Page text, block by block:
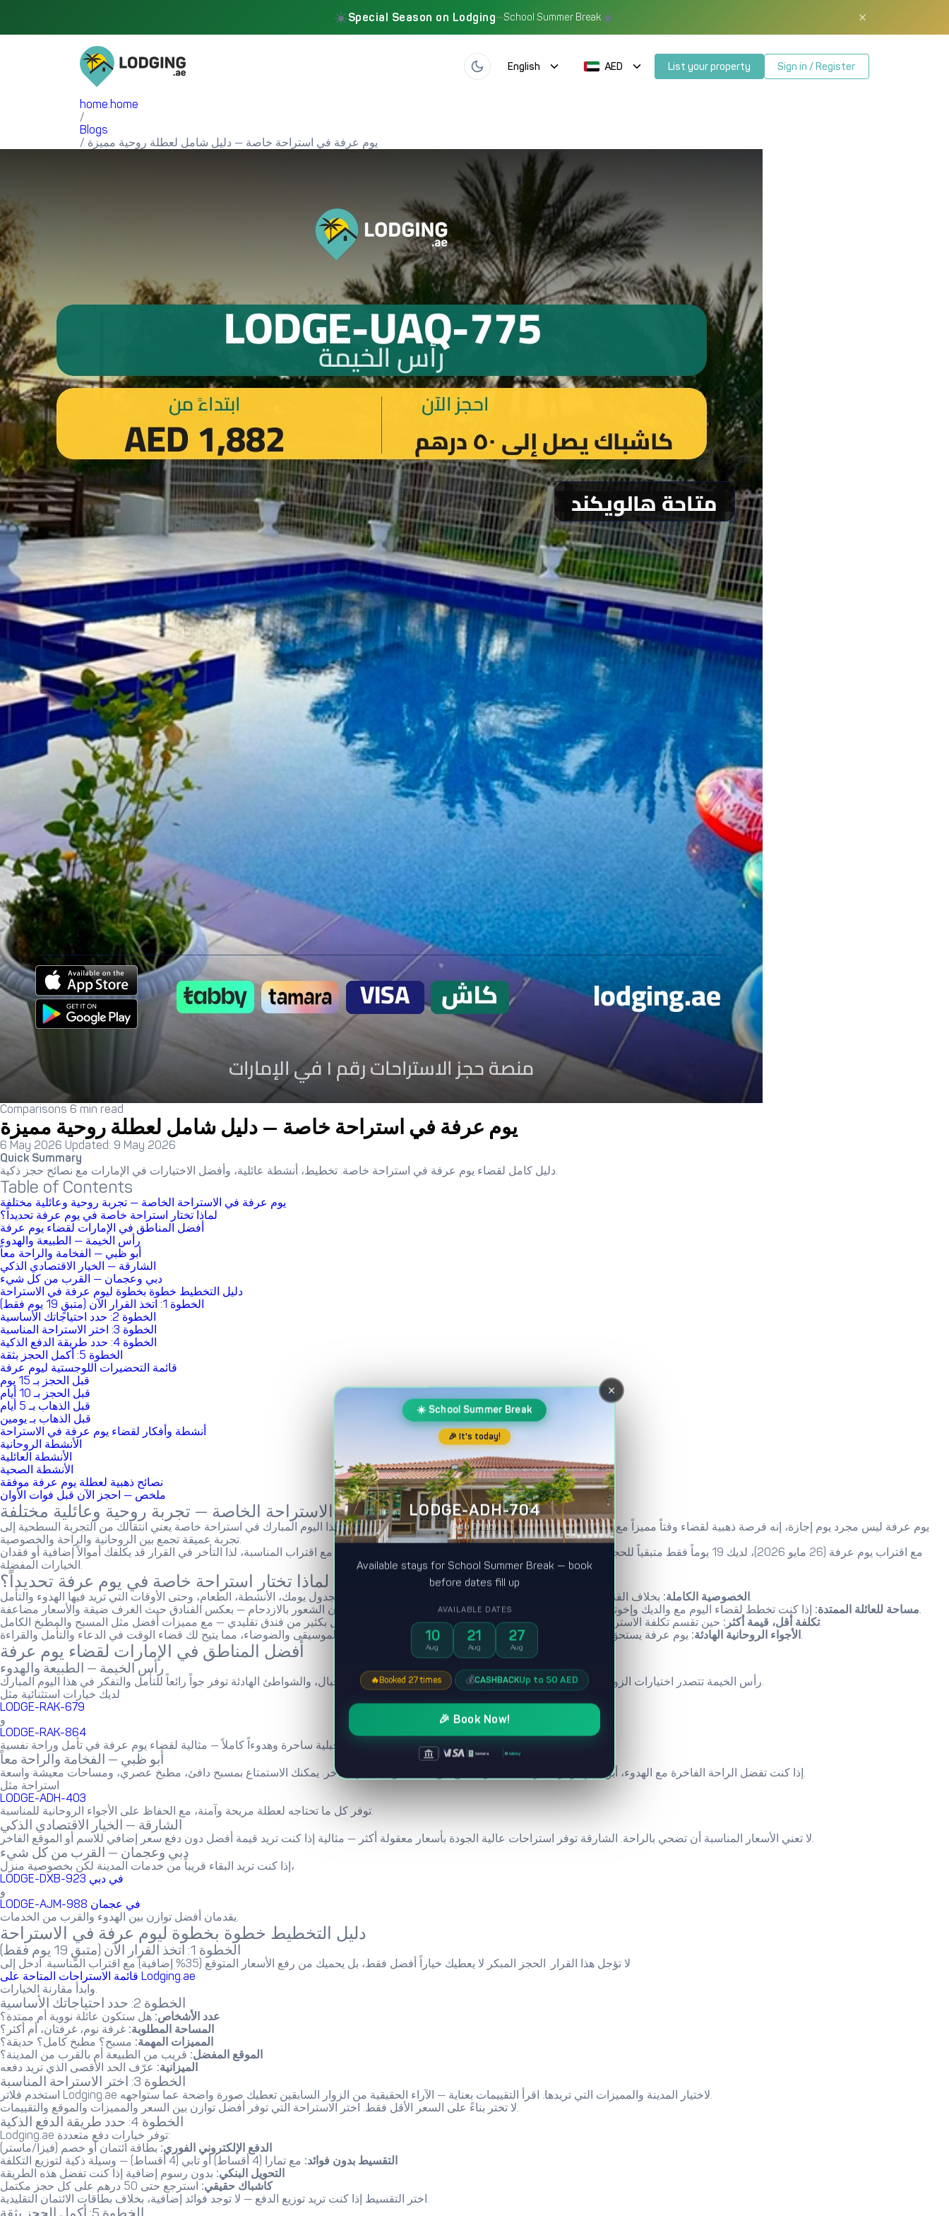
☀️Special Season on Lodging—School Summer Break☀️ ×
English AED List your property Sign in / Register
home.home
/
Blogs
/ يوم عرفة في استراحة خاصة — دليل شامل لعطلة روحية مميزة
Comparisons 6 min read
يوم عرفة في استراحة خاصة — دليل شامل لعطلة روحية مميزة
6 May 2026 Updated: 9 May 2026
Quick Summary
دليل كامل لقضاء يوم عرفة في استراحة خاصة. تخطيط، أنشطة عائلية، وأفضل الاختيارات في الإمارات مع نصائح حجز ذكية.
Table of Contents
يوم عرفة في الاستراحة الخاصة — تجربة روحية وعائلية مختلفة
لماذا تختار استراحة خاصة في يوم عرفة تحديداً؟
أفضل المناطق في الإمارات لقضاء يوم عرفة
رأس الخيمة — الطبيعة والهدوء
أبو ظبي — الفخامة والراحة معاً
الشارقة — الخيار الاقتصادي الذكي
دبي وعجمان — القرب من كل شيء
دليل التخطيط خطوة بخطوة ليوم عرفة في الاستراحة
الخطوة 1: اتخذ القرار الآن (متبقٍ 19 يوم فقط)
الخطوة 2: حدد احتياجاتك الأساسية
الخطوة 3: اختر الاستراحة المناسبة
الخطوة 4: حدد طريقة الدفع الذكية
الخطوة 5: أكمل الحجز بثقة
قائمة التحضيرات اللوجستية ليوم عرفة
قبل الحجز بـ 15 يوم
قبل الحجز بـ 10 أيام
قبل الذهاب بـ 5 أيام
قبل الذهاب بـ يومين
أنشطة وأفكار لقضاء يوم عرفة في الاستراحة
الأنشطة الروحانية
الأنشطة العائلية
الأنشطة الصحية
نصائح ذهبية لعطلة يوم عرفة موفقة
ملخص — احجز الآن قبل فوات الأوان
يوم عرفة في الاستراحة الخاصة — تجربة روحية وعائلية مختلفة
يوم عرفة ليس مجرد يوم إجازة، إنه فرصة ذهبية لقضاء وقتاً مميزاً مع عائلتك بعيداً عن صخب المدينة والروتين اليومي. اختيار قضاء هذا اليوم المبارك في استراحة خاصة يعني انتقالك من التجربة السطحية إلى
تجربة عميقة تجمع بين الروحانية والراحة والخصوصية.
مع اقتراب يوم عرفة (26 مايو 2026)، لديك 19 يوماً فقط متبقياً للحجز — وهذا وقت حرج جداً. الأسعار متوقعة أن ترتفع بنسبة 35% مع اقتراب المناسبة، لذا التأخر في القرار قد يكلفك أموالاً إضافية أو فقدان
الخيارات المفضلة.
لماذا تختار استراحة خاصة في يوم عرفة تحديداً؟
الخصوصية الكاملة:بخلاف الفنادق والمنتجعات، الاستراحة الخاصة تعطيك حرية تامة. تتحكم بجدول يومك، الأنشطة، الطعام، وحتى الأوقات التي تريد فيها الهدوء والتأمل.
مساحة للعائلة الممتدة:إذا كنت تخطط لقضاء اليوم مع والديك وإخوتك وأطفالك، الاستراحة توفر مساحات واسعة تكفي الجميع بدون الشعور بالازدحام — بعكس الفنادق حيث الغرف ضيقة والأسعار مضاعفة.
تكلفة أقل، قيمة أكثر:حين تقسم تكلفة الاستراحة على عدد أفراد العائلة، ستجد أن السعر للشخص الواحد أقل بكثير من فندق تقليدي — مع مميزات أفضل مثل المسبح والمطبخ الكامل.
الأجواء الروحانية الهادئة:يوم عرفة يستحق هدوءاً وتركيزاً. الاستراحات الخاصة توفر بيئة هادئة بعيداً عن الموسيقى والضوضاء، مما يتيح لك قضاء الوقت في الدعاء والتأمل والقراءة.
أفضل المناطق في الإمارات لقضاء يوم عرفة
رأس الخيمة — الطبيعة والهدوء
رأس الخيمة تتصدر اختيارات الزوار الذين يبحثون عن هدوء حقيقي. المناظر الطبيعية الخلابة، الجبال، والشواطئ الهادئة توفر جواً رائعاً للتأمل والتفكر في هذا اليوم المبارك.
لديك خيارات استثنائية مثل
LODGE-RAK-679
و
LODGE-RAK-864
التي تقدم إطلالات جبلية ساحرة وهدوءاً كاملاً — مثالية لقضاء يوم عرفة في تأمل وراحة نفسية.
أبو ظبي — الفخامة والراحة معاً
إذا كنت تفضل الراحة الفاخرة مع الهدوء، أبو ظبي توفر استراحات مميزة تجمع بين الحداثة والتصميم الفاخر. يمكنك الاستمتاع بمسبح دافئ، مطبخ عصري، ومساحات معيشة واسعة.
استراحة مثل
LODGE-ADH-403
توفر كل ما تحتاجه لعطلة مريحة وآمنة، مع الحفاظ على الأجواء الروحانية للمناسبة.
الشارقة — الخيار الاقتصادي الذكي
لا تعني الأسعار المناسبة أن تضحي بالراحة. الشارقة توفر استراحات عالية الجودة بأسعار معقولة أكثر — مثالية إذا كنت تريد قيمة أفضل دون دفع سعر إضافي للاسم أو الموقع الفاخر.
دبي وعجمان — القرب من كل شيء
إذا كنت تريد البقاء قريباً من خدمات المدينة لكن بخصوصية منزل،
LODGE-DXB-923 في دبي
و
LODGE-AJM-988 في عجمان
يقدمان أفضل توازن بين الهدوء والقرب من الخدمات.
دليل التخطيط خطوة بخطوة ليوم عرفة في الاستراحة
الخطوة 1: اتخذ القرار الآن (متبقٍ 19 يوم فقط)
لا تؤجل هذا القرار. الحجز المبكر لا يعطيك خياراً أفضل فقط، بل يحميك من رفع الأسعار المتوقع (35% إضافية) مع اقتراب المناسبة. ادخل إلى
قائمة الاستراحات المتاحة على Lodging.ae
وابدأ مقارنة الخيارات.
الخطوة 2: حدد احتياجاتك الأساسية
عدد الأشخاص: هل ستكون عائلة نووية أم ممتدة؟
المساحة المطلوبة: غرفة نوم، غرفتان، أم أكثر؟
المميزات المهمة: مسبح؟ مطبخ كامل؟ حديقة؟
الموقع المفضل: قريب من الطبيعة أم بالقرب من المدينة؟
الميزانية: عرّف الحد الأقصى الذي تريد دفعه
الخطوة 3: اختر الاستراحة المناسبة
استخدم فلاتر Lodging.ae لاختيار المدينة والمميزات التي تريدها. اقرأ التقييمات بعناية — الآراء الحقيقية من الزوار السابقين تعطيك صورة واضحة عما ستواجهه.
لا تختر بناءً على السعر الأقل فقط. اختر الاستراحة التي توفر أفضل توازن بين السعر والمميزات والموقع والتقييمات.
الخطوة 4: حدد طريقة الدفع الذكية
Lodging.ae توفر خيارات دفع متعددة:
الدفع الإلكتروني الفوري: بطاقة ائتمان أو خصم (فيزا/ماستر)
التقسيط بدون فوائد: مع تمارا (4 أقساط) أو تابي (4 أقساط) — وسيلة ذكية لتوزيع التكلفة
التحويل البنكي: بدون رسوم إضافية إذا كنت تفضل هذه الطريقة
كاشباك حقيقي: استرجع حتى 50 درهم على كل حجز مكتمل
اختر التقسيط إذا كنت تريد توزيع الدفع — لا توجد فوائد إضافية، بخلاف بطاقات الائتمان التقليدية.
×
☀️ School Summer Break
🎉 It's today!
LODGE-ADH-704
Abu Dhabi
Available stays for School Summer Break — book
before dates fill up
AVAILABLE DATES
10
Aug
21
Aug
27
Aug
🔥Booked 27 times 💰CASHBACKUp to 50 AED
🎉 Book Now!
tamara tabby